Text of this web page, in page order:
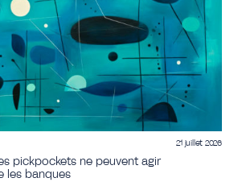
21 juillet 2026
pickpockets ne peuvent agir
les banques